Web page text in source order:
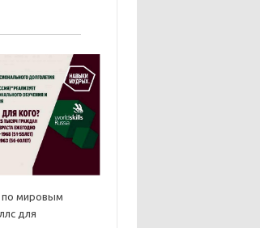
по мировым
для